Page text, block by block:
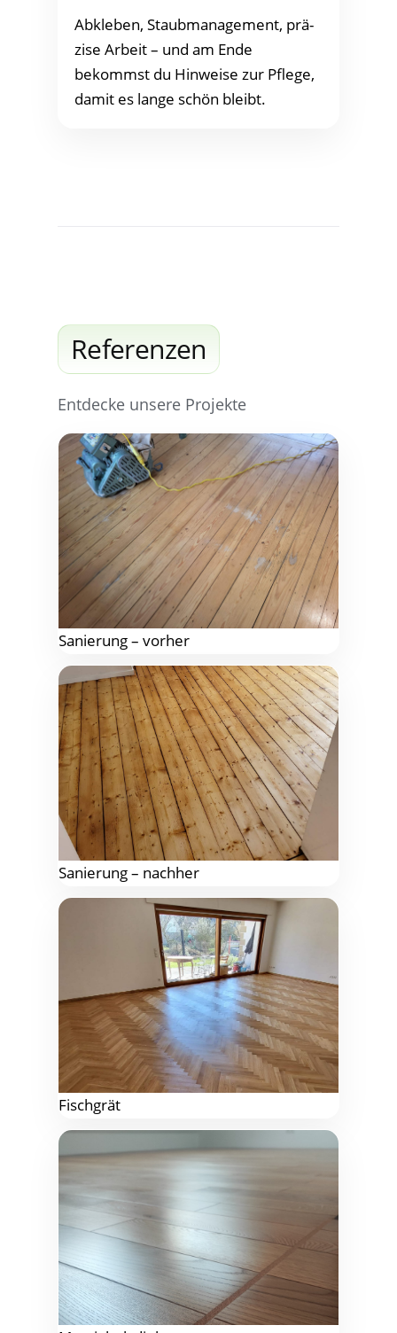
Abkle­ben, Staub­ma­nage­ment, prä­
zi­se Arbeit – und am Ende
bekommst du Hin­wei­se zur Pfle­ge,
damit es lan­ge schön bleibt.
Refe­ren­zen
Ent­de­cke unse­re Projekte
Sanie­rung – vorher
Sanie­rung – nachher
Fisch­grät